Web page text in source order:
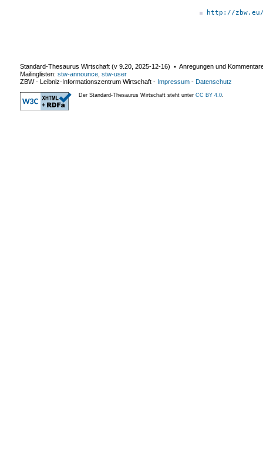
http://
Standard-Thesaurus Wirtschaft (v 9.20 2025-12-16) ▪ Anregungen und
Mailinglisten: stw-announce stw-user
ZBW - Leibniz-Informationszentrum Wirtschaft - Impressum - Datenschutz
Der Standard-Thesaurus Wirtschaft steht unter CC BY 4.0